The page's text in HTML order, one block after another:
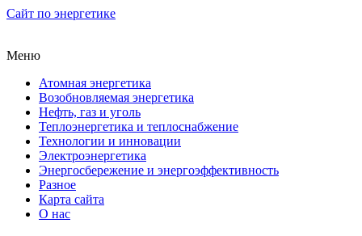
Сайт по энергетике
Меню
Атомная энергетика
Возобновляемая энергетика
Нефть, газ и уголь
Теплоэнергетика и теплоснабжение
Технологии и инновации
Электроэнергетика
Энергосбережение и энергоэффективность
Разное
Карта сайта
О нас